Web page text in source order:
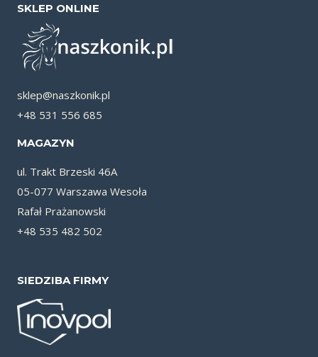
SKLEP ONLINE
sklep@naszkonik.pl
+48 531 556 685
MAGAZYN
ul. Trakt Brzeski 46A
05-077 Warszawa Wesoła
Rafał Prażanowski
+48 535 482 502
SIEDZIBA FIRMY